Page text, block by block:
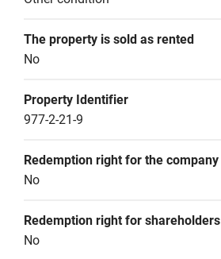
The property is sold as rented
No
Property Identifier
977-2-21-9
Redemption right for the company
No
Redemption right for shareholders
No